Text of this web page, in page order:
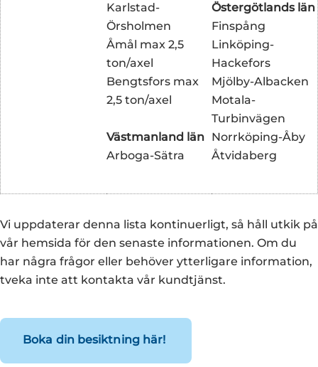
Karlstad-
Örsholmen
Åmål max 2,5
ton/axel
Bengtsfors max
2,5 ton/axel
Västmanland län
Arboga-Sätra
Östergötlands län
Finspång
Linköping-
Hackefors
Mjölby-Albacken
Motala-
Turbinvägen
Norrköping-Åby
Åtvidaberg
Vi uppdaterar denna lista kontinuerligt, så håll utkik på
vår hemsida för den senaste informationen. Om du
har några frågor eller behöver ytterligare information,
tveka inte att kontakta vår kundtjänst.
Boka din besiktning här!